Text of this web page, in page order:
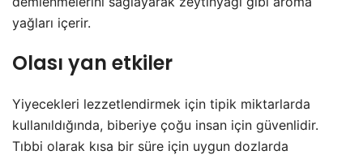
yağları içerir.
Olası yan etkiler
Yiyecekleri lezzetlendirmek için tipik miktarlarda
kullanıldığında, biberiye çoğu insan için güvenlidir.
Tıbbi olarak kısa bir süre için uygun dozlarda